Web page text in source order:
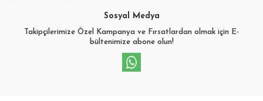
Sosyal Medya
Takipçilerimize Özel Kampanya ve Fırsatlardan olmak için E-
bültenimize abone olun!